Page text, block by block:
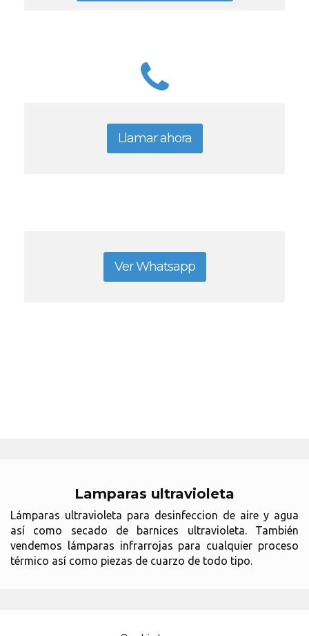
Llamar ahora
Ver Whatsapp
Lamparas ultravioleta
Lámparas ultravioleta para desinfeccion de aire y agua
así como secado de barnices ultravioleta. También
vendemos lámparas infrarrojas para cualquier proceso
térmico así como piezas de cuarzo de todo tipo.